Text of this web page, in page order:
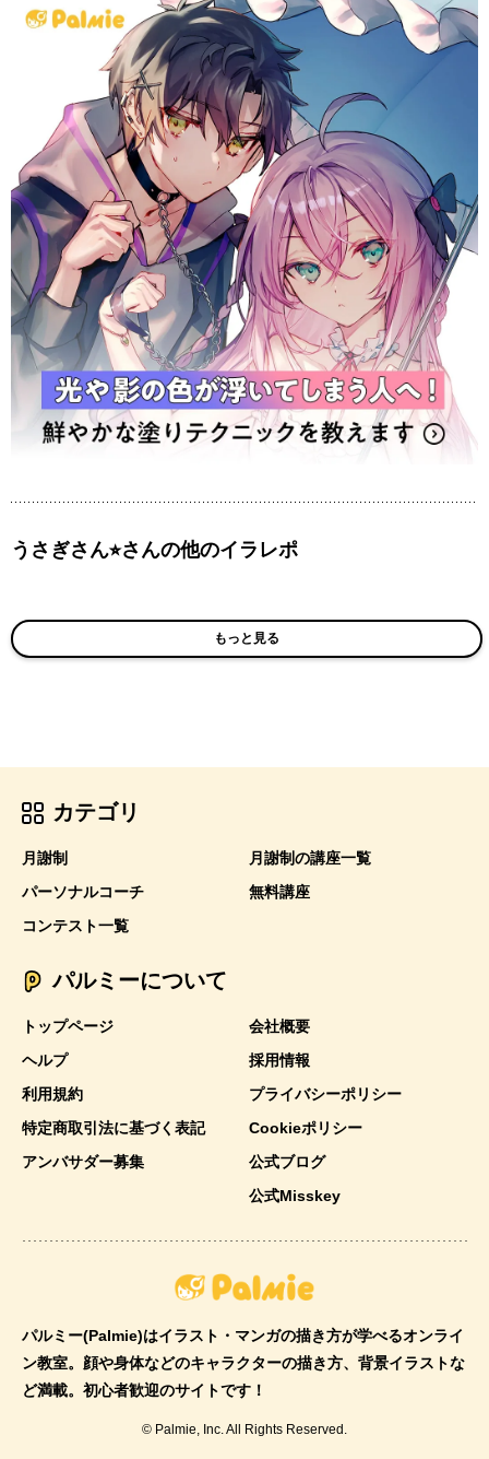
うさぎさん⭐︎さんの他のイラレポ
もっと見る
カテゴリ
月謝制
月謝制の講座一覧
パーソナルコーチ
無料講座
コンテスト一覧
パルミーについて
トップページ
会社概要
ヘルプ
採用情報
利用規約
プライバシーポリシー
特定商取引法に基づく表記
Cookieポリシー
アンバサダー募集
公式ブログ
公式Misskey
パルミー(Palmie)はイラスト・マンガの描き方が学べるオンライ
ン教室。顔や身体などのキャラクターの描き方、背景イラストな
ど満載。初心者歓迎のサイトです！
© Palmie, Inc. All Rights Reserved.